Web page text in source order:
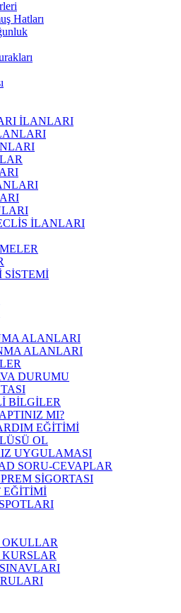
Hatları
İLANLARI
İLANLARI
SİSTEMİ
ALANLARI
ALANLARI
DURUMU
BİLGİLER
MI?
EĞİTİMİ
OL
UYGULAMASI
SORU-CEVAPLAR
SİGORTASI
EĞİTİMİ
OKULLAR
KURSLAR